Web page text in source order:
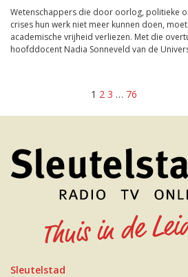
Wetenschappers die door oorlog, politieke
crises hun werk niet meer kunnen doen,
academische vrijheid verliezen. Met die
hoofddocent Nadia Sonneveld van de
1 2 3 … 76
Sleutelstad